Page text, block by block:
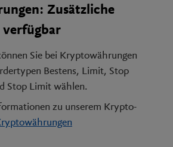
Zusätzliche
Sie bei Kryptowährungen
Bestens, Limit, Stop
Stop Limit wählen.
zu unserem Krypto-